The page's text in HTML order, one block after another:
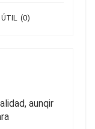
(0)
aunqir